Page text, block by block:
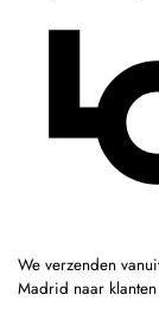
We verzenden
Madrid naar